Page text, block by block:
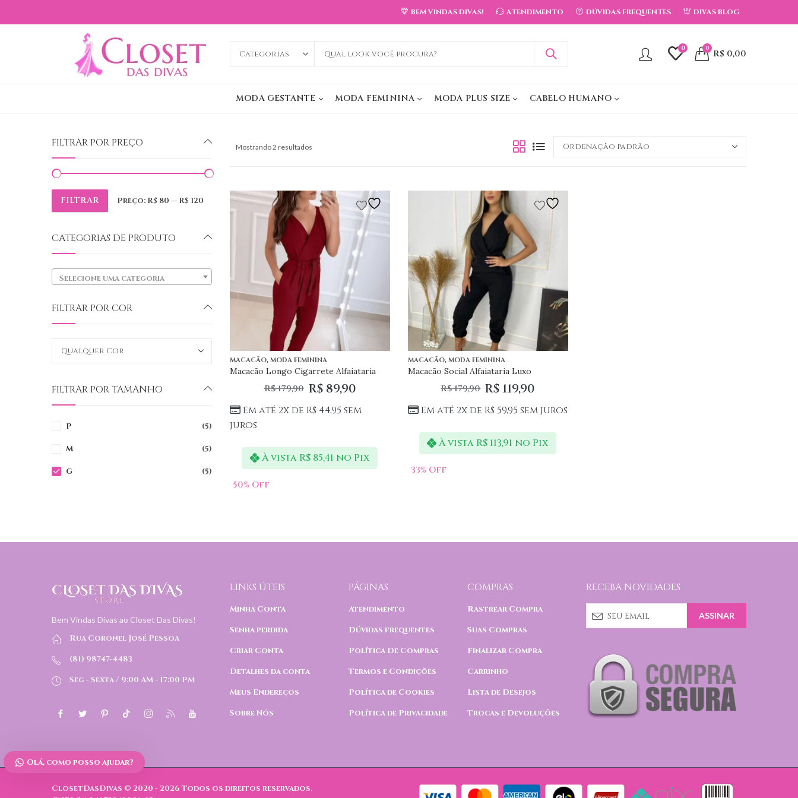
BEM VINDAS DIVAS! ATENDIMENTO DÚVIDAS FREQUENTES DIVAS BLOG
0 0 R$ 0,00
MODA GESTANTE MODA FEMININA MODA PLUS SIZE CABELO HUMANO
Mostrando 2 resultados
MACACÃO, MODA FEMININA
Macacão Longo Cigarrete Alfaiataria
R$179,90 R$89,90
Em até 2x de R$ 44,95 sem
juros
À vista R$ 85,41 no Pix
50% Off
MACACÃO, MODA FEMININA
Macacão Social Alfaiataria Luxo
R$179,90 R$ 119,90
Em até 2x de R$ 59,95 sem juros
À vista R$ 113,91 no Pix
33% Off
FILTRAR POR PREÇO
Preço
Preço
FILTRAR Preço: R$ 80 —R$ 120
CATEGORIAS DE PRODUTO
Selecione uma categoria
FILTRAR POR COR
FILTRAR POR TAMANHO
P (5)
M (5)
G (5)
Bem Vindas Divas ao Closet Das Divas!
Rua Coronel José Pessoa
(81) 98747-4483
Seg - Sexta / 9:00 AM - 17:00 PM
LINKS ÚTEIS
Minha Conta
Senha perdida
Criar Conta
Detalhes da conta
Meus Endereços
Sobre Nós
PÁGINAS
Atendimento
Dúvidas frequentes
Política De Compras
Termos e Condições
Política de Cookies
Política de Privacidade
COMPRAS
Rastrear Compra
Suas Compras
Finalizar Compra
Carrinho
Lista de Desejos
Trocas e Devoluções
RECEBA NOVIDADES
ClosetDasDivas © 2020 - 2026 Todos os direitos reservados.
Olá, como posso ajudar?